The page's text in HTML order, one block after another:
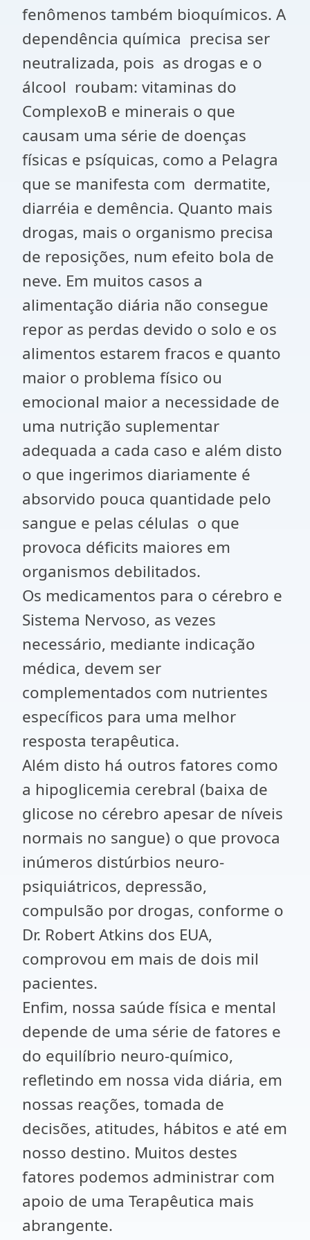
fenômenos também bioquímicos. A
dependência química precisa ser
neutralizada, pois as drogas e o
álcool roubam: vitaminas do
ComplexoB e minerais o que
causam uma série de doenças
físicas e psíquicas, como a Pelagra
que se manifesta com dermatite,
diarréia e demência. Quanto mais
drogas, mais o organismo precisa
de reposições, num efeito bola de
neve. Em muitos casos a
alimentação diária não consegue
repor as perdas devido o solo e os
alimentos estarem fracos e quanto
maior o problema físico ou
emocional maior a necessidade de
uma nutrição suplementar
adequada a cada caso e além disto
o que ingerimos diariamente é
absorvido pouca quantidade pelo
sangue e pelas células o que
provoca déficits maiores em
organismos debilitados.
Os medicamentos para o cérebro e
Sistema Nervoso, as vezes
necessário, mediante indicação
médica, devem ser
complementados com nutrientes
específicos para uma melhor
resposta terapêutica.
Além disto há outros fatores como
a hipoglicemia cerebral (baixa de
glicose no cérebro apesar de níveis
normais no sangue) o que provoca
inúmeros distúrbios neuro-
psiquiátricos, depressão,
compulsão por drogas, conforme o
Dr. Robert Atkins dos EUA,
comprovou em mais de dois mil
pacientes.
Enfim, nossa saúde física e mental
depende de uma série de fatores e
do equilíbrio neuro-químico,
refletindo em nossa vida diária, em
nossas reações, tomada de
decisões, atitudes, hábitos e até em
nosso destino. Muitos destes
fatores podemos administrar com
apoio de uma Terapêutica mais
abrangente.